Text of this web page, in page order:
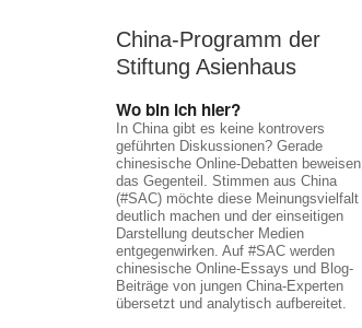
China-Programm der
Stiftung Asienhaus
Wo bin ich hier?
In China gibt es keine kontrovers
geführten Diskussionen? Gerade
chinesische Online-Debatten beweisen
das Gegenteil. Stimmen aus China
(#SAC) möchte diese Meinungsvielfalt
deutlich machen und der einseitigen
Darstellung deutscher Medien
entgegenwirken. Auf #SAC werden
chinesische Online-Essays und Blog-
Beiträge von jungen China-Experten
übersetzt und analytisch aufbereitet.